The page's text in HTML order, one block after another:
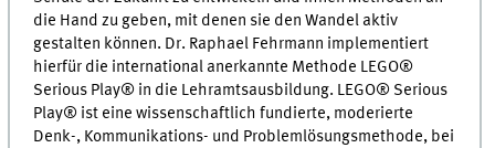
die Hand zu geben, mit denen sie den Wandel aktiv
gestalten können. Dr. Raphael Fehrmann implementiert
hierfür die international anerkannte Methode LEGO®
Serious Play® in die Lehramtsausbildung. LEGO® Serious
Play® ist eine wissenschaftlich fundierte, moderierte
Denk-, Kommunikations- und Problemlösungsmethode, bei